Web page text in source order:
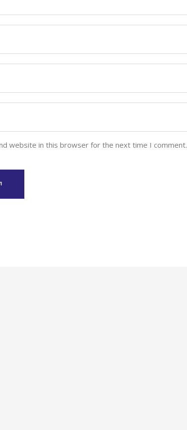
website in this browser for the next time I comment.